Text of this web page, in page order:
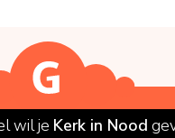
wil je Kerk in Nood